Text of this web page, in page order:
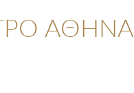
ΑΘΗΝΑ